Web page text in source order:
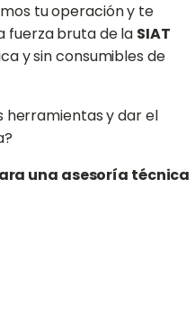
tu operación y te
fuerza bruta de la SIAT
y sin consumibles de
herramientas y dar el
una asesoría técnica